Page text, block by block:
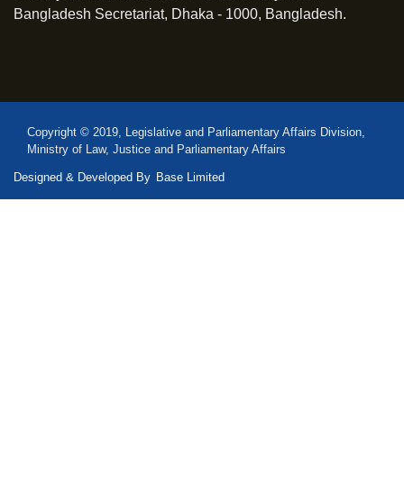
Bangladesh Secretariat, Dhaka - 1000, Bangladesh.
Copyright © 2019, Legislative and Parliamentary Affairs Division,
Ministry of Law, Justice and Parliamentary Affairs
Designed & Developed By Base Limited